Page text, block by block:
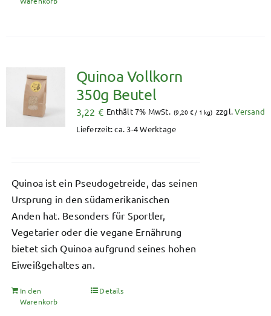
Quinoa Vollkorn
350g Beutel
3,22 € Enthält 7% MwSt. (9,20 €/ 1 kg) zzgl.Versand
Lieferzeit: ca. 3-4 Werktage
Quinoa ist ein Pseudogetreide, das seinen
Ursprung in den südamerikanischen
Anden hat. Besonders für Sportler,
Vegetarier oder die vegane Ernährung
bietet sich Quinoa aufgrund seines hohen
Eiweißgehaltes an.
In den
Warenkorb
Details